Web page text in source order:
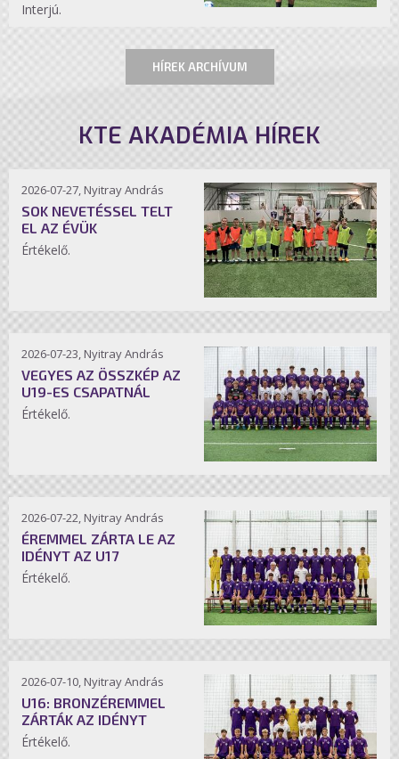
Interjú.
HÍREK ARCHÍVUM
KTE AKADÉMIA HÍREK
2026-07-27, Nyitray András
SOK NEVETÉSSEL TELT
EL AZ ÉVÜK
Értékelő.
2026-07-23, Nyitray András
VEGYES AZ ÖSSZKÉP AZ
U19-ES CSAPATNÁL
Értékelő.
2026-07-22, Nyitray András
ÉREMMEL ZÁRTA LE AZ
IDÉNYT AZ U17
Értékelő.
2026-07-10, Nyitray András
U16: BRONZÉREMMEL
ZÁRTÁK AZ IDÉNYT
Értékelő.